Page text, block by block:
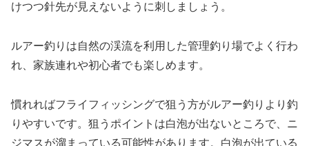
けつつ針先が見えないように刺しましょう。
ルアー釣りは自然の渓流を利用した管理釣り場でよく行わ
れ、家族連れや初心者でも楽しめます。
慣れればフライフィッシングで狙う方がルアー釣りより釣
りやすいです。狙うポイントは白泡が出ないところで、ニ
ジマスが溜まっている可能性があります。白泡が出ている